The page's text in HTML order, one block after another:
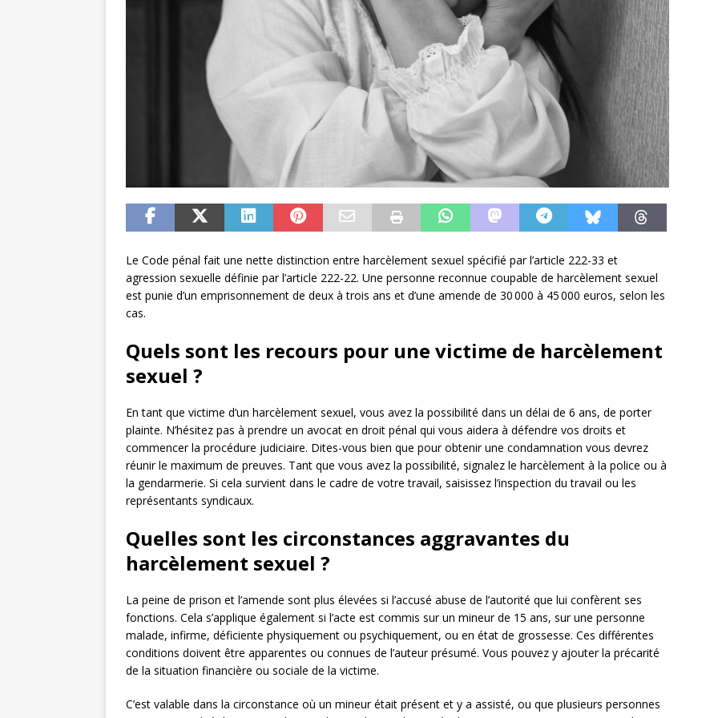
Le Code pénal fait une nette distinction entre harcèlement sexuel spécifié par l’article 222-33 et
agression sexuelle définie par l’article 222-22. Une personne reconnue coupable de harcèlement sexuel
est punie d’un emprisonnement de deux à trois ans et d’une amende de 30 000 à 45 000 euros, selon les
cas.
Quels sont les recours pour une victime de harcèlement
sexuel ?
En tant que victime d’un harcèlement sexuel, vous avez la possibilité dans un délai de 6 ans, de porter
plainte. N’hésitez pas à prendre un avocat en droit pénal qui vous aidera à défendre vos droits et
commencer la procédure judiciaire. Dites-vous bien que pour obtenir une condamnation vous devrez
réunir le maximum de preuves. Tant que vous avez la possibilité, signalez le harcèlement à la police ou à
la gendarmerie. Si cela survient dans le cadre de votre travail, saisissez l’inspection du travail ou les
représentants syndicaux.
Quelles sont les circonstances aggravantes du
harcèlement sexuel ?
La peine de prison et l’amende sont plus élevées si l’accusé abuse de l’autorité que lui confèrent ses
fonctions. Cela s’applique également si l’acte est commis sur un mineur de 15 ans, sur une personne
malade, infirme, déficiente physiquement ou psychiquement, ou en état de grossesse. Ces différentes
conditions doivent être apparentes ou connues de l’auteur présumé. Vous pouvez y ajouter la précarité
de la situation financière ou sociale de la victime.
C’est valable dans la circonstance où un mineur était présent et y a assisté, ou que plusieurs personnes